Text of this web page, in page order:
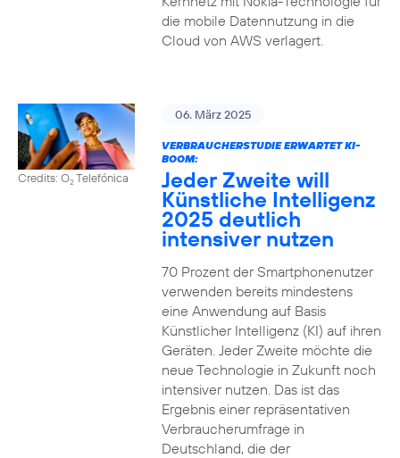
die mobile Datennutzung in die
Cloud von AWS verlagert.
Credits: O2Telefónica
06. März 2025
VERBRAUCHERSTUDIE ERWARTET KI-
BOOM:
Jeder Zweite will
Künstliche Intelligenz
2025 deutlich
intensiver nutzen
70 Prozent der Smartphonenutzer
verwenden bereits mindestens
eine Anwendung auf Basis
Künstlicher Intelligenz (KI) auf ihren
Geräten. Jeder Zweite möchte die
neue Technologie in Zukunft noch
intensiver nutzen. Das ist das
Ergebnis einer repräsentativen
Verbraucherumfrage in
Deutschland, die der